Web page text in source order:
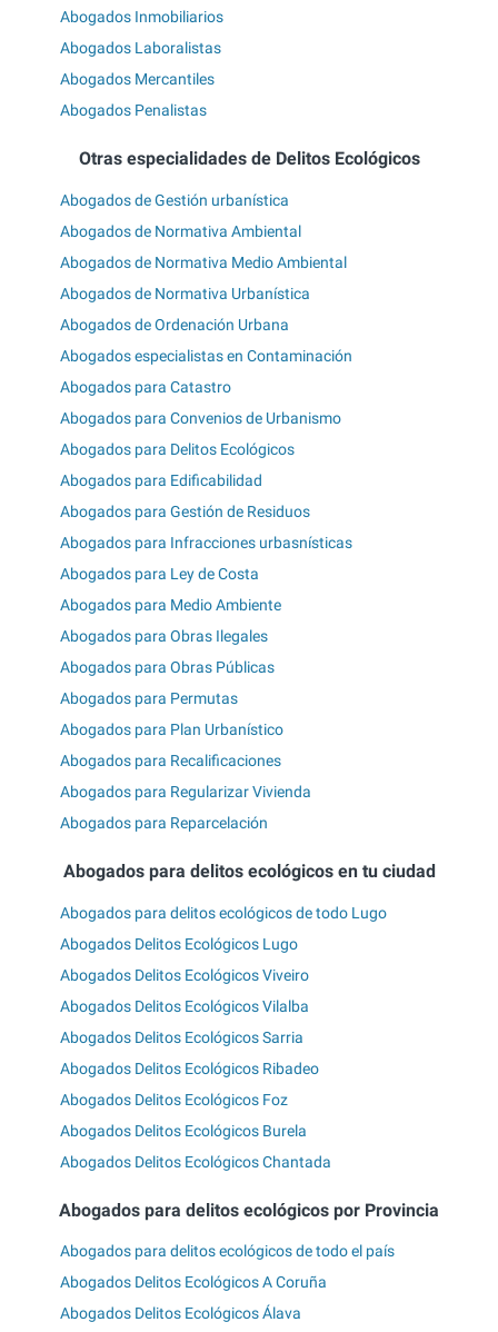
Abogados Inmobiliarios
Abogados Laboralistas
Abogados Mercantiles
Abogados Penalistas
Otras especialidades de Delitos Ecológicos
Abogados de Gestión urbanística
Abogados de Normativa Ambiental
Abogados de Normativa Medio Ambiental
Abogados de Normativa Urbanística
Abogados de Ordenación Urbana
Abogados especialistas en Contaminación
Abogados para Catastro
Abogados para Convenios de Urbanismo
Abogados para Delitos Ecológicos
Abogados para Edificabilidad
Abogados para Gestión de Residuos
Abogados para Infracciones urbasnísticas
Abogados para Ley de Costa
Abogados para Medio Ambiente
Abogados para Obras Ilegales
Abogados para Obras Públicas
Abogados para Permutas
Abogados para Plan Urbanístico
Abogados para Recalificaciones
Abogados para Regularizar Vivienda
Abogados para Reparcelación
Abogados para delitos ecológicos en tu ciudad
Abogados para delitos ecológicos de todo Lugo
Abogados Delitos Ecológicos Lugo
Abogados Delitos Ecológicos Viveiro
Abogados Delitos Ecológicos Vilalba
Abogados Delitos Ecológicos Sarria
Abogados Delitos Ecológicos Ribadeo
Abogados Delitos Ecológicos Foz
Abogados Delitos Ecológicos Burela
Abogados Delitos Ecológicos Chantada
Abogados para delitos ecológicos por Provincia
Abogados para delitos ecológicos de todo el país
Abogados Delitos Ecológicos A Coruña
Abogados Delitos Ecológicos Álava